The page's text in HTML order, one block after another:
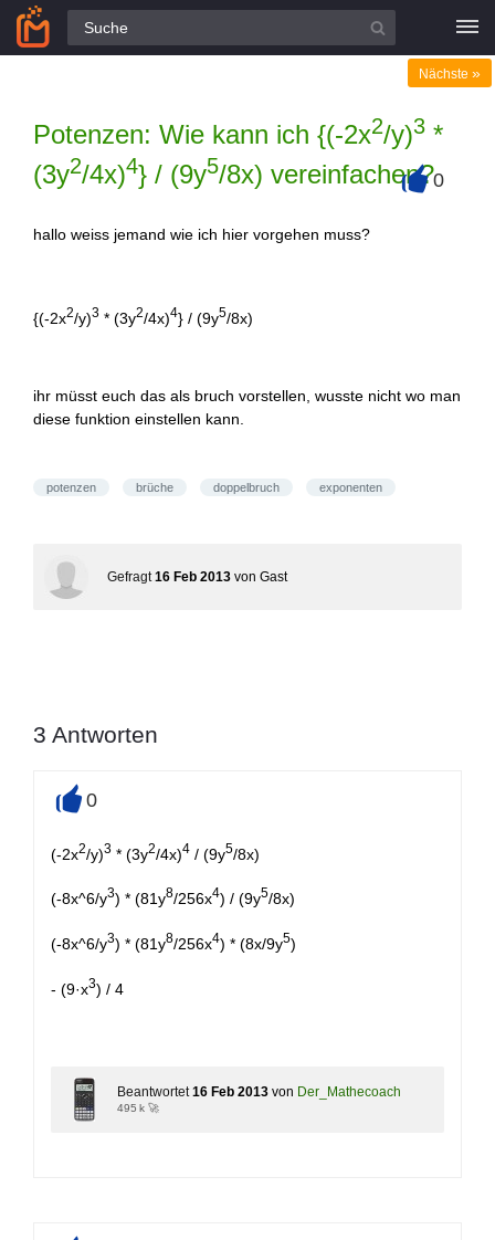
Alle Fragen
Potenzen: Wie kann ich {(-2x2/y)3 *
(3y2/4x)4} / (9y5/8x) vereinfachen?
Nächste »
0
hallo weiss jemand wie ich hier vorgehen muss?
{(-2x2/y)3 * (3y2/4x)4} / (9y5/8x)
ihr müsst euch das als bruch vorstellen, wusste nicht wo man
diese funktion einstellen kann.
potenzen brüche doppelbruch exponenten
Gefragt 16 Feb 2013 von Gast
3 Antworten
0
(-2x2/y)3 * (3y2/4x)4 / (9y5/8x)
(-8x^6/y3) * (81y8/256x4) / (9y5/8x)
(-8x^6/y3) * (81y8/256x4) * (8x/9y5)
- (9·x3) / 4
Beantwortet 16 Feb 2013 von Der_Mathecoach
495 k 🚀